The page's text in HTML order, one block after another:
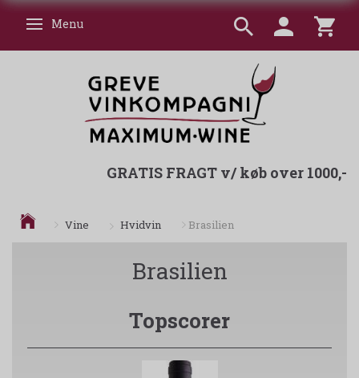
Skifte navigation
Menu
GRATIS FRAGT v/ køb over 1000,-
Vine Hvidvin Brasilien
Brasilien
Topscorer